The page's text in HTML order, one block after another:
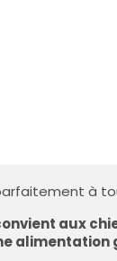
à
aux
alimentation